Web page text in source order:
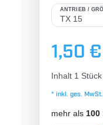
ANTRIEB /
1,50 €
Inhalt 1 Stück
* inkl. ges.
mehr als 100